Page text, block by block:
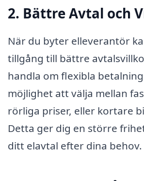
2. Bättre Avtal och
När du byter elleverantör
tillgång till bättre
handla om flexibla
möjlighet att välja mellan
rörliga priser, eller kortare
Detta ger dig en större
ditt elavtal efter dina behov.